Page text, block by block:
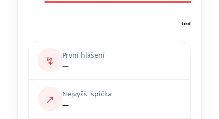
teď
↯
První hlášení
—
↗
Nejvyšší špička
—